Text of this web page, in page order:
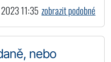
11:35 zobrazit podobné
nebo